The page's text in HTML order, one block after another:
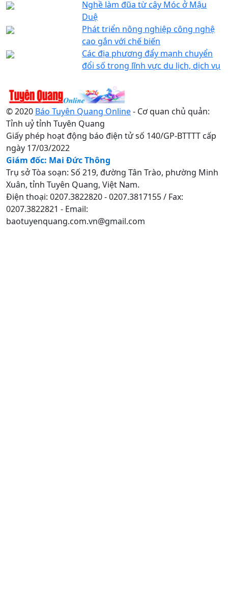
Nghề làm đũa từ cây Móc ở Mậu
Duệ
Phát triển nông nghiệp công nghệ
cao gắn với chế biến
Các địa phương đẩy mạnh chuyển
đổi số trong lĩnh vực du lịch, dịch vụ
© 2020 Báo Tuyên Quang Online- Cơ quan chủ quản:
Tỉnh uỷ tỉnh Tuyên Quang
Giấy phép hoạt động báo điện tử số 140/GP-BTTTT cấp
ngày 17/03/2022
Giám đốc: Mai Đức Thông
Trụ sở Tòa soạn: Số 219, đường Tân Trào, phường Minh
Xuân, tỉnh Tuyên Quang, Việt Nam.
Điện thoại: 0207.3822820 - 0207.3817155 / Fax:
0207.3822821 - Email:
baotuyenquang.com.vn@gmail.com